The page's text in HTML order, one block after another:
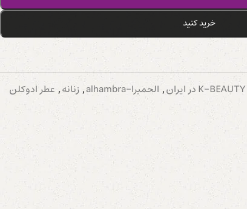
خرید کنید
, الحمبرا-alhambra , زنانه, عطر ادوکلن